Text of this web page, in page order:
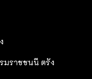
มราชชนนี ตรัง